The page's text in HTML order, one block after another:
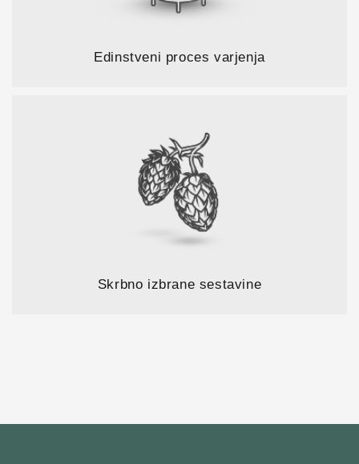
Edinstveni proces varjenja
Skrbno izbrane sestavine